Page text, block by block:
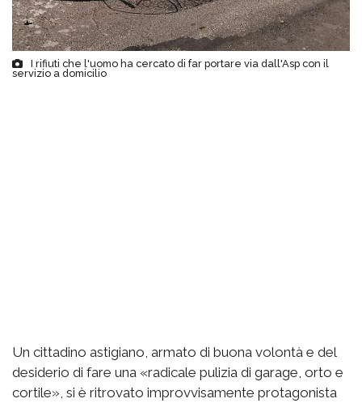
I rifiuti che l'uomo ha cercato di far portare via dall'Asp con il
servizio a domicilio
Un cittadino astigiano, armato di buona volontà e del
desiderio di fare una «radicale pulizia di garage, orto e
cortile», si è ritrovato improvvisamente protagonista